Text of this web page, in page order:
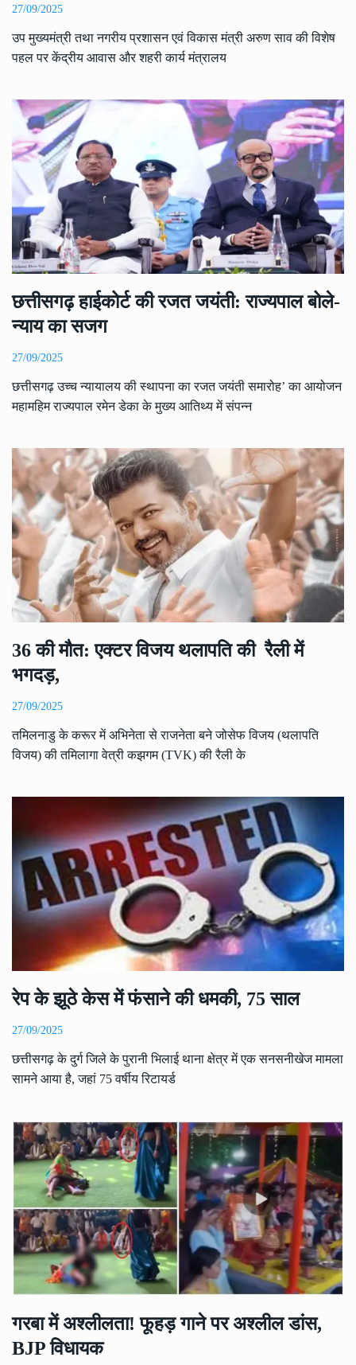
27/09/2025
उप मुख्यमंत्री तथा नगरीय प्रशासन एवं विकास मंत्री अरुण साव की विशेष
पहल पर केंद्रीय आवास और शहरी कार्य मंत्रालय
छत्तीसगढ़ हाईकोर्ट की रजत जयंती: राज्यपाल बोले-
न्याय का सजग
27/09/2025
छत्तीसगढ़ उच्च न्यायालय की स्थापना का रजत जयंती समारोह’ का आयोजन
महामहिम राज्यपाल रमेन डेका के मुख्य आतिथ्य में संपन्न
36 की मौत: एक्टर विजय थलापति की रैली में
भगदड़,
27/09/2025
तमिलनाडु के करूर में अभिनेता से राजनेता बने जोसेफ विजय (थलापति
विजय) की तमिलागा वेत्री कझगम (TVK) की रैली के
रेप के झूठे केस में फंसाने की धमकी, 75 साल
27/09/2025
छत्तीसगढ़ के दुर्ग जिले के पुरानी भिलाई थाना क्षेत्र में एक सनसनीखेज मामला
सामने आया है, जहां 75 वर्षीय रिटायर्ड
गरबा में अश्लीलता! फूहड़ गाने पर अश्लील डांस,
BJP विधायक